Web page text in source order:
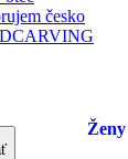
česko
Ženy